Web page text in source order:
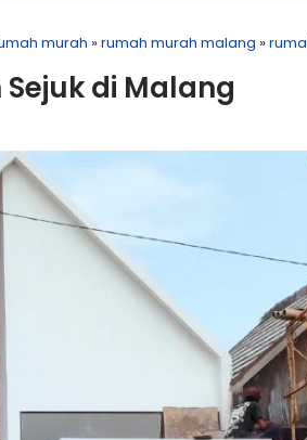
murah »rumah murah malang »
di Malang